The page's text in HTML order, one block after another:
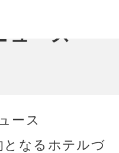
ュース
ース
となるホテルづ